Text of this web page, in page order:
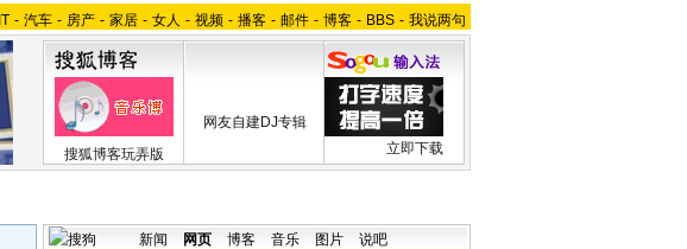
IT - 汽车 - 房产 - 家居 - 女人 - 视频 - 播客 - 邮件 - 博客 - BBS - 我说两句
搜狐博客玩弄版
网友自建DJ专辑
立即下载
新闻 网页 博客 音乐 图片 说吧